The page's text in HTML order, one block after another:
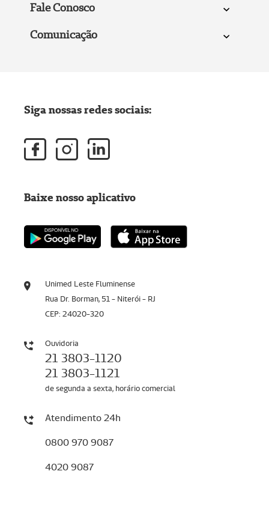
Fale Conosco
Comunicação
Unimed Leste Fluminense
Rua Dr. Borman, 51 - Niterói - RJ
CEP: 24020-320
Ouvidoria
21 3803-1120
21 3803-1121
de segunda a sexta, horário comercial
Atendimento 24h
0800 970 9087
4020 9087
Siga nossas redes sociais:
Baixe nosso aplicativo